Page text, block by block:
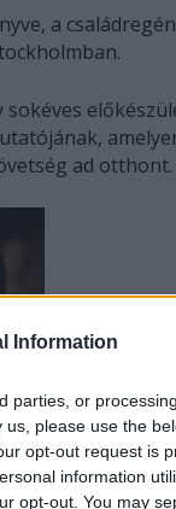
Information
parties, or
please use the
opt-out request is
information
opt-out. You may
a
ad otthont.